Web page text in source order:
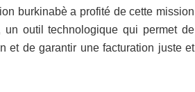
burkinabè a profité de cette mission
outil technologique qui permet de
et de garantir une facturation juste et